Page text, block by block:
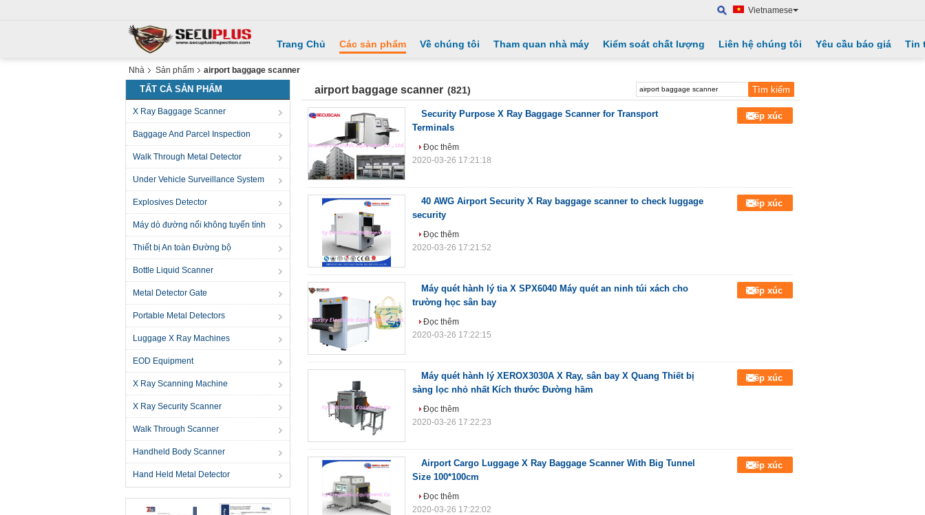
Vietnamese
Trang Chủ Các sản phẩm Về chúng tôi Tham quan nhà máy Kiểm soát chất lượng Liên hệ chúng tôi Yêu cầu báo giá Tin
Nhà Sản phẩm airport baggage scanner
TẤT CẢ SẢN PHẨM
X Ray Baggage Scanner
Baggage And Parcel Inspection
Walk Through Metal Detector
Under Vehicle Surveillance System
Explosives Detector
Máy dò đường nối không tuyến tính
Thiết bị An toàn Đường bộ
Bottle Liquid Scanner
Metal Detector Gate
Portable Metal Detectors
Luggage X Ray Machines
EOD Equipment
X Ray Scanning Machine
X Ray Security Scanner
Walk Through Scanner
Handheld Body Scanner
Hand Held Metal Detector
airport baggage scanner (821)
Security Purpose X Ray Baggage Scanner for Transport
Terminals
Tiếp xúc
Đọc thêm
2020-03-26 17:21:18
40 AWG Airport Security X Ray baggage scanner to check luggage
security
Tiếp xúc
Đọc thêm
2020-03-26 17:21:52
Máy quét hành lý tia X SPX6040 Máy quét an ninh túi xách cho
trường học sân bay
Tiếp xúc
Đọc thêm
2020-03-26 17:22:15
Máy quét hành lý XEROX3030A X Ray, sân bay X Quang Thiết bị
sàng lọc nhỏ nhất Kích thước Đường hầm
Tiếp xúc
Đọc thêm
2020-03-26 17:22:23
Airport Cargo Luggage X Ray Baggage Scanner With Big Tunnel
Size 100*100cm
Tiếp xúc
Đọc thêm
2020-03-26 17:22:02